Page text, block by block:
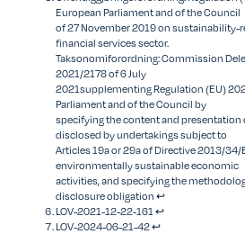
European Parliament and of the Council
of 27 November 2019 on sustainability-
financial services sector.
Taksonomiforordning: Commission
2021/2178 of 6 July
2021supplementing Regulation (EU)
Parliament and of the Council by
specifying the content and
disclosed by undertakings subject to
Articles 19a or 29a of Directive 2013/34/
environmentally sustainable economic
activities, and specifying the
disclosure obligation↩︎
LOV-2021-12-22-161↩︎
LOV-2024-06-21-42↩︎